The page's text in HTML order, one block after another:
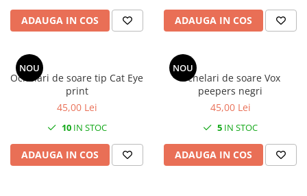
ADAUGA IN COS ADAUGA IN COS
NOU
Ochelari de soare tip Cat Eye
print
45,00 Lei
10IN STOC
ADAUGA IN COS
NOU
Ochelari de soare Vox
peepers negri
45,00 Lei
5 IN STOC
ADAUGA IN COS